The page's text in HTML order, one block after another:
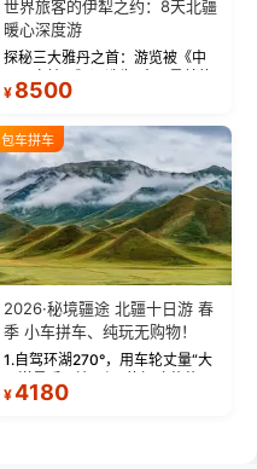
世界旅客的伊犁之约：8天北疆
暖心深度游
探秘三大雅丹之首：游览被《中
三大雅丹”第一名的克拉玛依魔鬼
瓦人最大村落——禾木村，欣赏
晨雾与小木...
¥ 8500
包车拼车
2026·秘境疆途 北疆十日游 春
季 小车拼车、纯玩无购物！
1.自驾环湖270°，用车轮丈量“大
西洋最后一滴眼泪”的极致蔚蓝，
让雪山、花海与深邃湖水在转弯
¥4180